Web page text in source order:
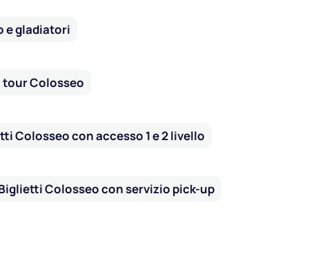
e gladiatori
tour Colosseo
Colosseo con accesso 1 e 2 livello
Colosseo con servizio pick-up